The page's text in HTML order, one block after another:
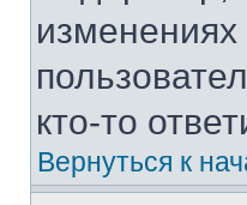
кто-то
Вернуться к